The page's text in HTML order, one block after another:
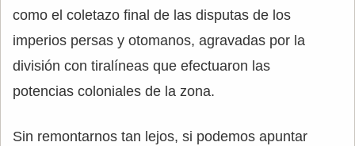
como el coletazo final de las disputas de los
imperios persas y otomanos, agravadas por la
división con tiralíneas que efectuaron las
potencias coloniales de la zona.
Sin remontarnos tan lejos, si podemos apuntar